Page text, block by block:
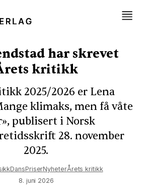
har skrevet
kritikk
2025/2026 er Lena
klimaks, men få våte
publisert i Norsk
28. november
2025.
DansPriserNyheterÅrets kritikk
8. juni 2026